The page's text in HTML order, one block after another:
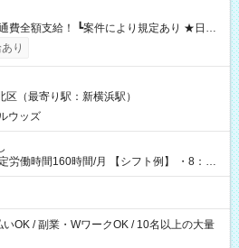
┗働いたその日に現金GET♪ お仕事後はコ
引き落とせます！ 【試用期間】試
り
（最寄り駅：新横浜駅）
ウッズ
時間/月 【シフト例】 ・8：00
OK / 副業・WワークOK / 10名以上の大量